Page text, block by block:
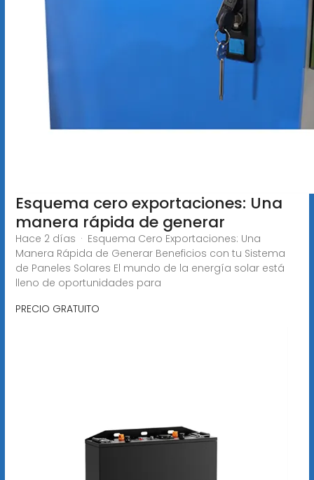
Esquema cero exportaciones: Una
manera rápida de generar
Hace 2 días · Esquema Cero Exportaciones: Una
Manera Rápida de Generar Beneficios con tu Sistema
de Paneles Solares El mundo de la energía solar está
lleno de oportunidades para
PRECIO GRATUITO